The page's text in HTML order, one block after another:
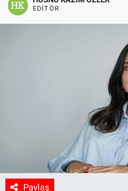
EDITÖR
Paylaş
Uşak Haberleri